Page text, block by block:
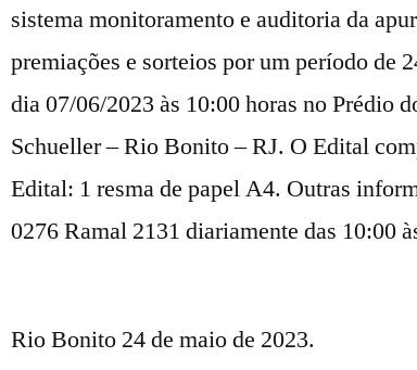
sistema monitoramento e auditoria da
premiações e sorteios por um período de
dia 07/06/2023 às 10:00 horas no Prédio
Schueller – Rio Bonito – RJ. O Edital
Edital: 1 resma de papel A4. Outras
0276 Ramal 2131 diariamente das 10:00
Rio Bonito 24 de maio de 2023.